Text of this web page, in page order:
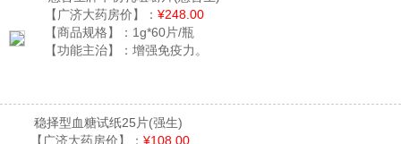
【广济大药房价】： ¥248.00
【商品规格】： 1g*60片/瓶
【功能主治】： 增强免疫力。
稳择型血糖试纸25片(强生)
【广济大药房价】： ¥108.00